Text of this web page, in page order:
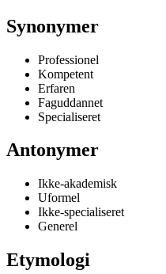
Synonymer
Professionel
Kompetent
Erfaren
Faguddannet
Specialiseret
Antonymer
Ikke-akademisk
Uformel
Ikke-specialiseret
Generel
Etymologi